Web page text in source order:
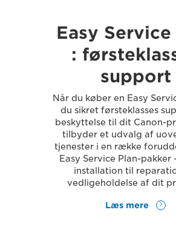
Easy Service
:
support
Når du køber en Easy
du sikret førsteklasses
beskyttelse til dit Canon-
tilbyder et udvalg af
tjenester i en række
Easy Service Plan-pakker
installation til
vedligeholdelse af dit
Læs mere